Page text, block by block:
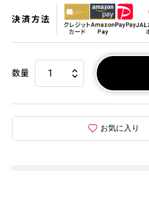
決済方法
数量
お気に入り